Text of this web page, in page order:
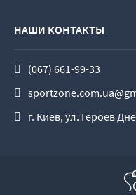
НАШИ КОНТАКТЫ
(067) 661-99-33
г. Киев, ул. Героев